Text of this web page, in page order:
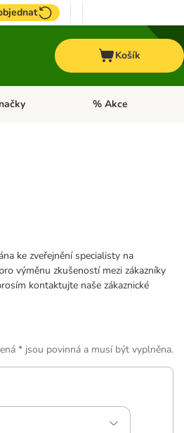
Košík
+ VET Dieta Otevřít menu: Top
% Akce
ke zveřejnění specialisty na
výměnu zkušeností mezi zákazníky
kontaktujte naše zákaznické
* jsou povinná a musí být vyplněna.